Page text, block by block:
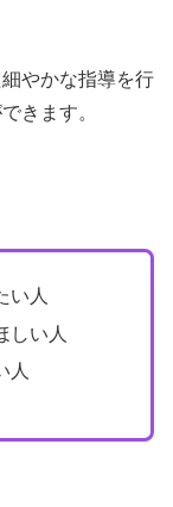
やかな指導を行
きます。
い人
しい人
人